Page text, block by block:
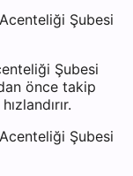
Şubesi
Şubesi
önce takip
Şubesi